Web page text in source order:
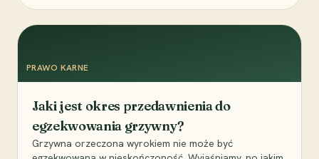
PRAWO KARNE
Jaki jest okres przedawnienia do
egzekwowania grzywny?
Grzywna orzeczona wyrokiem nie może być